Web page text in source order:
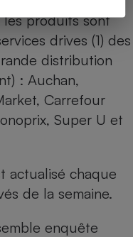
produits sont
drives (1) des
distribution
: Auchan,
Carrefour
Super U et
actualisé chaque
de la semaine.
enquête